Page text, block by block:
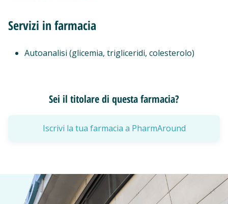
Servizi in farmacia
Autoanalisi (glicemia, trigliceridi, colesterolo)
Sei il titolare di questa farmacia?
Iscrivi la tua farmacia a PharmAround